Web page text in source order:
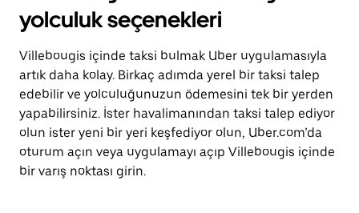
yolculuk seçenekleri
Villebougis içinde taksi bulmak Uber uygulamasıyla
artık daha kolay. Birkaç adımda yerel bir taksi talep
edebilir ve yolculuğunuzun ödemesini tek bir yerden
yapabilirsiniz. İster havalimanından taksi talep ediyor
olun ister yeni bir yeri keşfediyor olun, Uber.com’da
oturum açın veya uygulamayı açıp Villebougis içinde
bir varış noktası girin.